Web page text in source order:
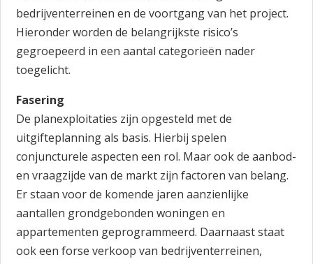
bedrijventerreinen en de voortgang van het project.
Hieronder worden de belangrijkste risico’s
gegroepeerd in een aantal categorieën nader
toegelicht.
Fasering
De planexploitaties zijn opgesteld met de
uitgifteplanning als basis. Hierbij spelen
conjuncturele aspecten een rol. Maar ook de aanbod-
en vraagzijde van de markt zijn factoren van belang.
Er staan voor de komende jaren aanzienlijke
aantallen grondgebonden woningen en
appartementen geprogrammeerd. Daarnaast staat
ook een forse verkoop van bedrijventerreinen,